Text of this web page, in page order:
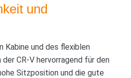
und
Kabine und des flexiblen
CR-V hervorragend für den
Sitzposition und die gute